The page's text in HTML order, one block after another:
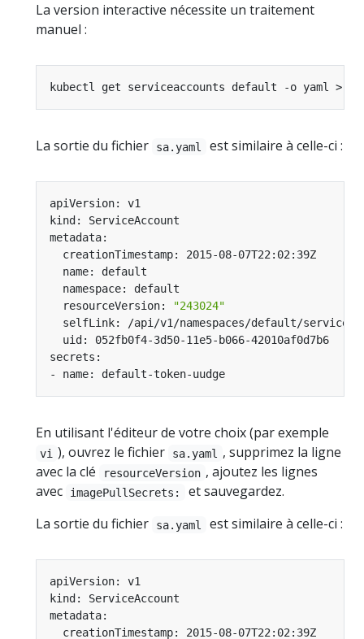
La version interactive nécessite un traitement
manuel :
La sortie du fichier sa.yaml est similaire à celle-ci :
  resourceVersion:
"243024"
En utilisant l'éditeur de votre choix (par exemple
vi ), ouvrez le fichier sa.yaml
, supprimez la ligne
avec la clé
resourceVersion , ajoutez les lignes
avec
imagePullSecrets:
et sauvegardez.
La sortie du fichier
sa.yaml est similaire à celle-ci :